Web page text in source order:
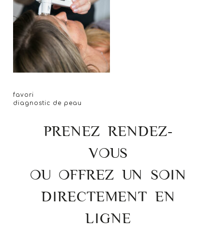
favori
diagnostic de peau
PRENEZ RENDEZ-
VOUS
OU OFFREZ UN SOIN
DIRECTEMENT EN
LIGNE